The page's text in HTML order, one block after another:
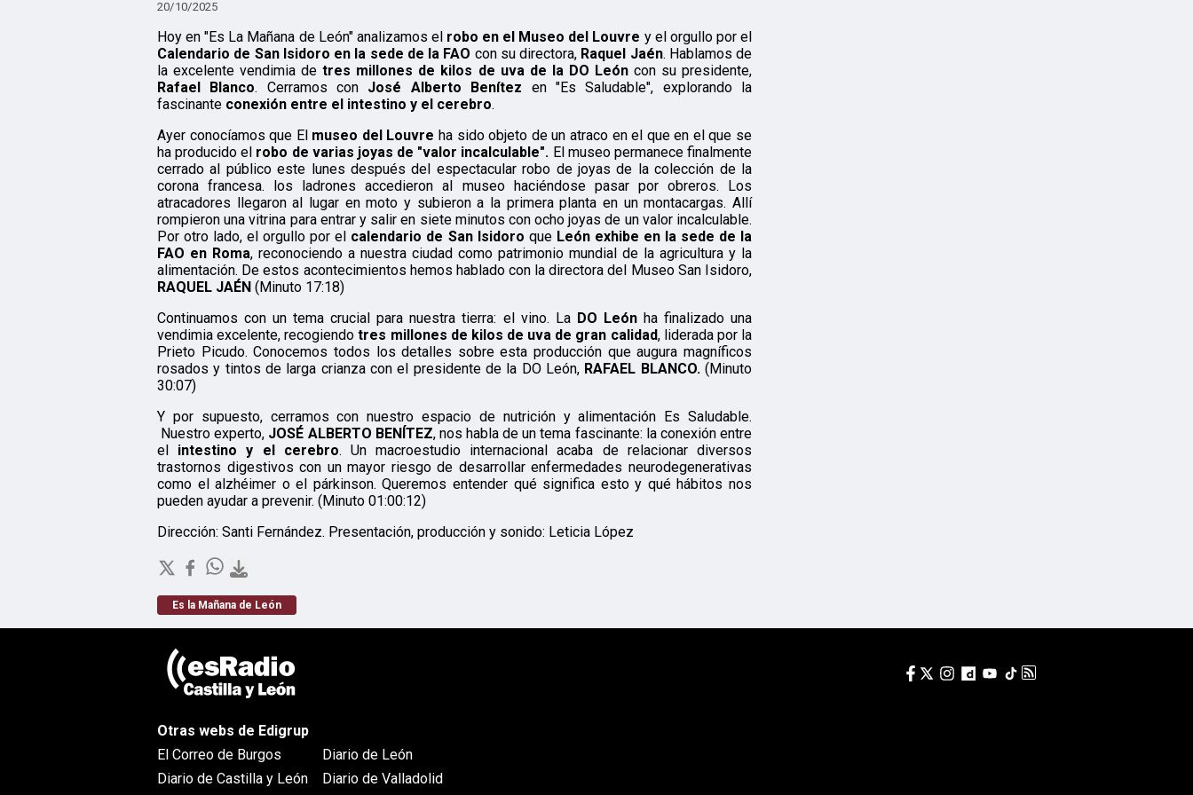
20/10/2025
Hoy en "Es La Mañana de León" analizamos el robo en el Museo del Louvre y el orgullo por el
Calendario de San Isidoro en la sede de la FAO con su directora, Raquel Jaén. Hablamos de
la excelente vendimia detres millones de kilos de uva de la DO Leóncon su presidente,
Rafael Blanco. Cerramos con José Alberto Benítez en "Es Saludable", explorando la
fascinante conexión entre el intestino y el cerebro.
Ayer conocíamos que Elmuseo del Louvreha sido objeto de un atraco en el que en el que se
ha producido el robo de varias joyas de "valor incalculable". El museo permanece finalmente
cerrado al público este lunes después del espectacular robo de joyas de la colección de la
corona francesa. los ladrones accedieron al museo haciéndose pasar por obreros. Los
atracadores llegaron al lugar en moto y subieron a la primera planta en un montacargas. Allí
rompieron una vitrina para entrar y salir en siete minutos con ocho joyas de un valor incalculable.
Por otro lado, el orgullo por el calendario de San Isidoro que León exhibe en la sede de la
FAO en Roma, reconociendo a nuestra ciudad como patrimonio mundial de la agricultura y la
alimentación. De estos acontecimientos hemos hablado con la directora del Museo San Isidoro,
RAQUEL JAÉN (Minuto 17:18)
Continuamos con un tema crucial para nuestra tierra: el vino. La DO Leónha finalizado una
vendimia excelente, recogiendotres millones de kilos de uva de gran calidad, liderada por la
Prieto Picudo. Conocemos todos los detalles sobre esta producción que augura magníficos
rosados y tintos de larga crianza con el presidente de la DO León, RAFAEL BLANCO.(Minuto
30:07)
Y por supuesto, cerramos con nuestro espacio de nutrición y alimentación Es Saludable.
Nuestro experto, JOSÉ ALBERTO BENÍTEZ, nos habla de un tema fascinante: la conexión entre
el intestino y el cerebro. Un macroestudio internacional acaba de relacionar diversos
trastornos digestivos con un mayor riesgo de desarrollar enfermedades neurodegenerativas
como el alzhéimer o el párkinson. Queremos entender qué significa esto y qué hábitos nos
pueden ayudar a prevenir. (Minuto 01:00:12)
Dirección: Santi Fernández. Presentación, producción y sonido: Leticia López
Es la Mañana de León
Otras webs de Edigrup
El Correo de Burgos
Diario de Castilla y León
Diario de León
Diario de Valladolid